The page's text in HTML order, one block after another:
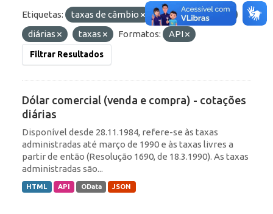
Etiquetas: taxas de câmbio dólar
ptax
diárias
taxas Formatos: API
Filtrar Resultados
Dólar comercial (venda e compra) - cotações
diárias
Disponível desde 28.11.1984, refere-se às taxas
administradas até março de 1990 e às taxas livres a
partir de então (Resolução 1690, de 18.3.1990). As taxas
administradas são...
HTML API OData JSON